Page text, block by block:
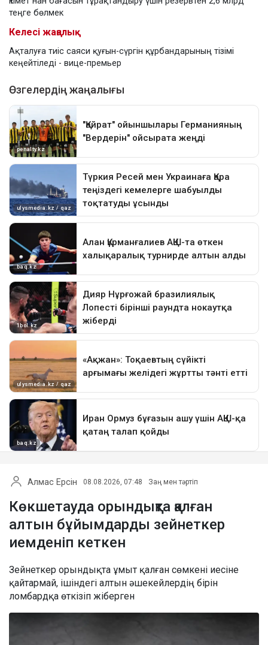
теңге бөлмек
Келесі жаңалық
Ақталуға тиіс саяси қуғын-сүргін құрбандарының тізімі
кеңейтіледі - вице-премьер
Алмас Ерсін 08.08.2026, 07:48 Заң мен тәртіп
Көкшетауда орындықта қалған
алтын бұйымдарды зейнеткер
иемденіп кеткен
Зейнеткер орындықта ұмыт қалған сөмкені иесіне
қайтармай, ішіндегі алтын әшекейлердің бірін
ломбардқа өткізіп жіберген